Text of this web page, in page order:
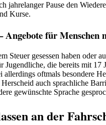
jahrelanger Pause den
Kurse.
Angebote für Menschen
Steuer gesessen haben
die bereits mit 17
allerdings oftmals besondere
auch sprachliche
gewünschte Sprache
an der